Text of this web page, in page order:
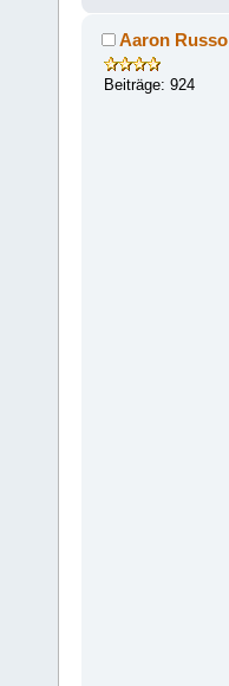
Aaron Russo
Beiträge: 924